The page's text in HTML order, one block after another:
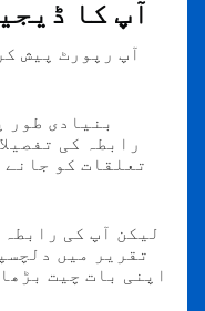
آپ کا
آپ رپورٹ پیش
بنیادی طور
رابطہ کی
تعلقات کو
لیکن آپ کی
تقریر میں
اپنی بات چیت